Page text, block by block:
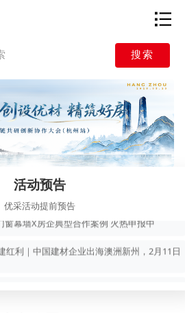
搜索
活动预告
优采活动提前预告
材
地化——解码中国建材出海澳洲实战攻略
业出海中东的文化战略与市场洞察闭门交流
窗幕墙X房企典型合作案例 火热申报中
红利｜中国建材企业出海澳洲新州，2月11日